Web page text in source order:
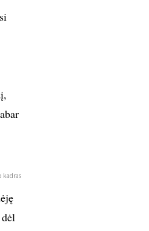
kadras